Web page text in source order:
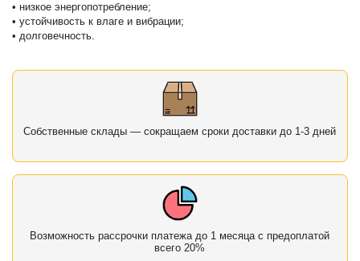
• низкое энергопотребление;
• устойчивость к влаге и вибрации;
• долговечность.
Собственные склады — сокращаем сроки доставки до 1-3 дней
Возможность рассрочки платежа до 1 месяца с предоплатой
всего 20%